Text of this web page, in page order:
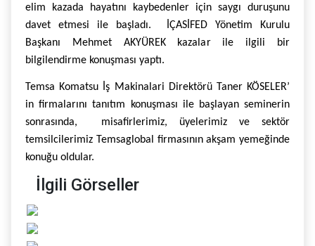
elim kazada hayatını kaybedenler için saygı duruşunu
davet etmesi ile başladı. İÇASİFED Yönetim Kurulu
Başkanı Mehmet AKYÜREK kazalar ile ilgili bir
bilgilendirme konuşması yaptı.
Temsa Komatsu İş Makinalari Direktörü Taner KÖSELER’
in firmalarını tanıtım konuşması ile başlayan seminerin
sonrasında, misafirlerimiz, üyelerimiz ve sektör
temsilcilerimiz Temsaglobal firmasının akşam yemeğinde
konuğu oldular.
İlgili Görseller